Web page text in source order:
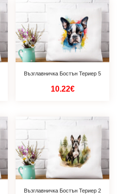
Възглавничка Бостън Териер 5
10.22€
Възглавничка Бостън Териер 2